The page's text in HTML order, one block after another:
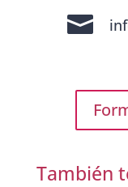

También